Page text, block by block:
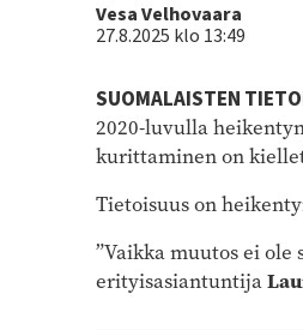
Kirjoittaja
Vesa Velhovaara
27.8.2025 klo 13:49
SUOMALAISTEN
2020-luvulla
kurittaminen on
Tietoisuus on
”Vaikka muutos ei ole
erityisasiantuntija